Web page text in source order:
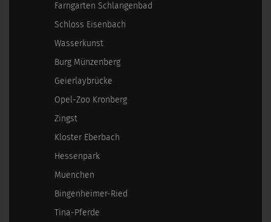
Farngarten Schlangenbad
Schloss Eisenbach
Wasserkunst
Burg Münzenberg
Geierlaybrücke
Opel-Zoo Kronberg
Zingst
Kloster Eberbach
Hessenpark
Muenchen
Bingenheimer-Ried
Tina-Pferde